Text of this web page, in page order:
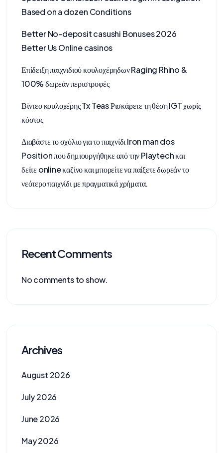
Based on a dozen Conditions
Better No-deposit casushi Bonuses 2026
Better Us Online casinos
Επίδειξη παιχνιδιού κουλοχέρηδων Raging Rhino &
100% δωρεάν περιστροφές
Βίντεο κουλοχέρης Tx Teas Ρισκάρετε τη θέση IGT χωρίς
κόστος
Διαβάστε το σχόλιο για το παιχνίδι Iron man dos
Position που δημιουργήθηκε από την Playtech και
δείτε online καζίνο και μπορείτε να παίξετε δωρεάν το
νεότερο παιχνίδι με πραγματικά χρήματα.
Recent Comments
No comments to show.
Archives
August 2026
July 2026
June 2026
May 2026